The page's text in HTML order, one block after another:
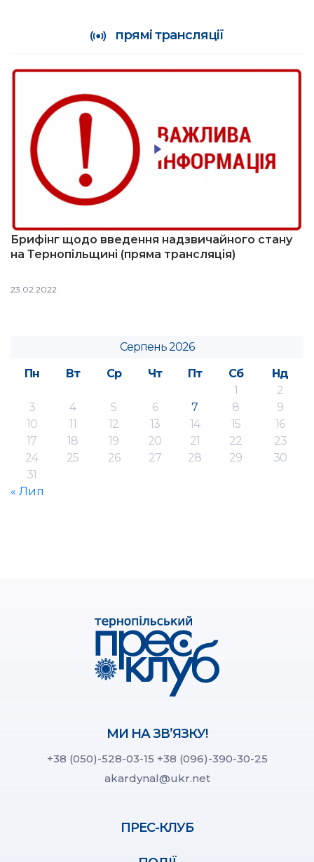
прямі трансляції
Брифінг щодо введення надзвичайного стану
на Тернопільщині (пряма трансляція)
23.02.2022
Серпень 2026
Пн
Вт Ср Чт Пт Сб
Нд
1
2
3
4 5 6 7 8
9
10
11 12 13 14 15
16
17
18 19 20 21 22
23
24
25 26 27 28 29
30
31
« Лип
МИ НА ЗВ’ЯЗКУ!
+38 (050)-528-03-15 +38 (096)-390-30-25
akardynal@ukr.net
ПРЕС-КЛУБ